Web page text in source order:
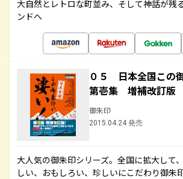
大自然とレトロな町並み、そして神話が残
ンドへ
０５ 日本全国この
第壱集 増補改訂版
御朱印
2015.04.24 発売
大人気の御朱印シリーズ。全国に拡大して
しい、おもしろい、珍しいにこだわり御朱